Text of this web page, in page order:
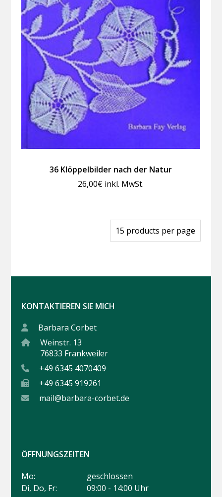
36 Klöppelbilder nach der Natur
26,00€ inkl. MwSt.
KONTAKTIEREN SIE MICH
Barbara Corbet
Weinstr. 13
76833 Frankweiler
+49 6345 4070409
+49 6345 919261
mail@barbara-corbet.de
ÖFFNUNGSZEITEN
Mo:
geschlossen
Di, Do, Fr:
09:00 - 14:00 Uhr